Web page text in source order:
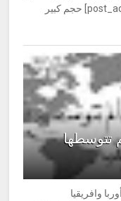
فوق الأزرار لتغيير طريقة عرض الخرائط [post_ads] حجم كبير
تتوسطها
وافريقيا